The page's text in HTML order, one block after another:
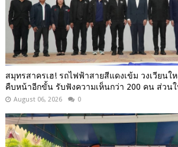
สมุทรสาครเฮ! รถไฟฟ้าสายสีแดงเข้ม วงเวียน
คืบหน้าอีกขั้น รับฟังความเห็นกว่า 200 คน ส่วน
August 06, 2026 0